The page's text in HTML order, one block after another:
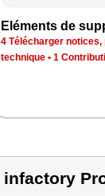
Eléments de
4 Télécharger
technique • 1
infactory